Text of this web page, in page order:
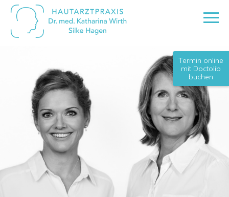
Termin online
mit Doctolib
buchen